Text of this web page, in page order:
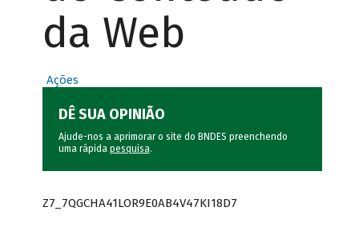
da Web
Ações
DÊ SUA OPINIÃO
Ajude-nos a aprimorar o site do BNDES preenchendo
uma rápida pesquisa.
Z7_7QGCHA41LOR9E0AB4V47KI18D7